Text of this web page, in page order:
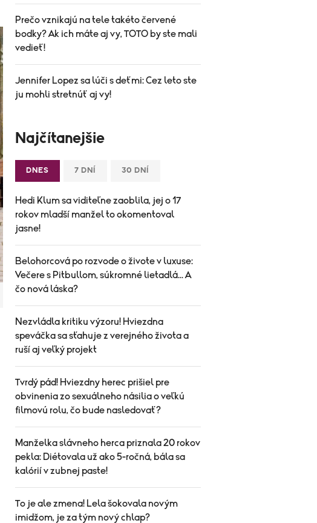
Prečo vznikajú na tele takéto červené
bodky? Ak ich máte aj vy, TOTO by ste mali
vedieť!
Jennifer Lopez sa lúči s deťmi: Cez leto ste
ju mohli stretnúť aj vy!
Najčítanejšie
DNES 7 DNÍ 30 DNÍ
Hedi Klum sa viditeľne zaoblila, jej o 17
rokov mladší manžel to okomentoval
jasne!
Belohorcová po rozvode o živote v luxuse:
Večere s Pitbullom, súkromné lietadlá... A
čo nová láska?
Nezvládla kritiku výzoru! Hviezdna
speváčka sa sťahuje z verejného života a
ruší aj veľký projekt
Tvrdý pád! Hviezdny herec prišiel pre
obvinenia zo sexuálneho násilia o veľkú
filmovú rolu, čo bude nasledovať?
Manželka slávneho herca priznala 20 rokov
pekla: Diétovala už ako 5-ročná, bála sa
kalórií v zubnej paste!
To je ale zmena! Lela šokovala novým
imidžom, je za tým nový chlap?